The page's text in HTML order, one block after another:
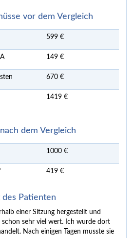
vor dem Vergleich
599 €
149 €
670 €
1419 €
dem Vergleich
1000 €
419 €
des Patienten
einer Sitzung hergestellt und
schon sehr viel wert. Ich wurde dort
Nach einigen Tagen musste sie